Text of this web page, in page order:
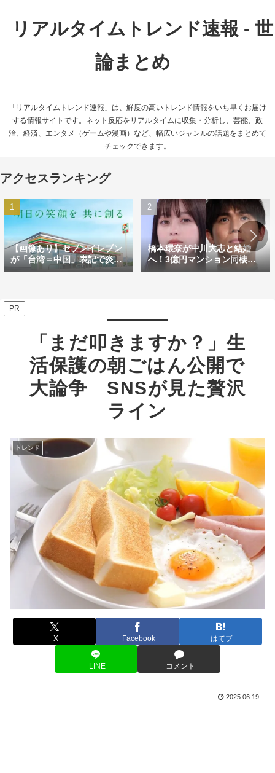
リアルタイムトレンド速報 - 世
論まとめ
「リアルタイムトレンド速報」は、鮮度の高いトレンド情報をいち早くお届け
する情報サイトです。ネット反応をリアルタイムに収集・分析し、芸能、政
治、経済、エンタメ（ゲームや漫画）など、幅広いジャンルの話題をまとめて
チェックできます。
アクセスランキング
【画像あり】セブンイレブン
が「台湾＝中国」表記で炎
上 ハワイとの違いにツッコ
橋本環奈が中川大志と結婚
へ！3億円マンション同棲＆
涙のプロポーズが話題に
PR
「まだ叩きますか？」生
活保護の朝ごはん公開で
大論争 SNSが見た贅沢
ライン
トレンド
X Facebook はてブ
LINE コメント
2025.06.19